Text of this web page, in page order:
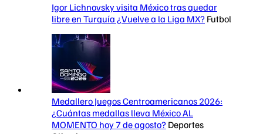
Igor Lichnovsky visita México tras quedar
libre en Turquía ¿Vuelve a la Liga MX? Futbol
Medallero Juegos Centroamericanos 2026:
¿Cuántas medallas lleva México AL
MOMENTO hoy 7 de agosto? Deportes